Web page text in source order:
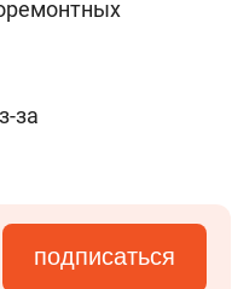
за
подписаться